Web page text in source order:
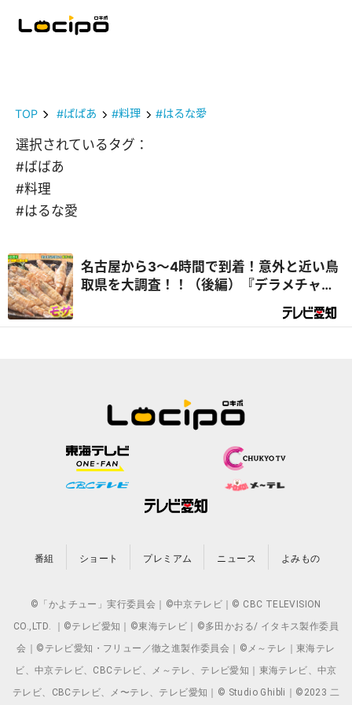
TOP #ばばあ #料理 #はるな愛
選択されているタグ：
#ばばあ
#料理
#はるな愛
名古屋から3～4時間で到着！意外と近い鳥
取県を大調査！！（後編）『デラメチャ気
番組 ショート プレミアム ニュース よみもの
©「かよチュー」実行委員会｜©中京テレビ｜© CBC TELEVISION
CO.,LTD. ｜©テレビ愛知｜©東海テレビ｜©多田かおる/ イタキス製作委員
会｜©テレビ愛知・フリュー／徹之進製作委員会｜©メ～テレ｜東海テレ
ビ、中京テレビ、CBCテレビ、メ～テレ、テレビ愛知｜東海テレビ、中京
テレビ、CBCテレビ、メ〜テレ、テレビ愛知｜© Studio Ghibli｜©2023 二